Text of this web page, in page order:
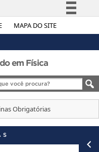
MAPA DO SITE
Simplifique!
Legislação
Canais
em Física
Obrigatórias